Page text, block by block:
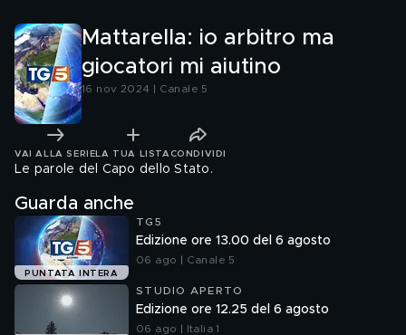
Mattarella: io arbitro ma
giocatori mi aiutino
16 nov 2024 | Canale 5
VAI ALLA SERIE LA TUA LISTA CONDIVIDI
Le parole del Capo dello Stato.
Guarda anche
PUNTATA INTERA
TG5
Edizione ore 13.00 del 6 agosto
06 ago | Canale 5
STUDIO APERTO
Edizione ore 12.25 del 6 agosto
06 ago | Italia 1